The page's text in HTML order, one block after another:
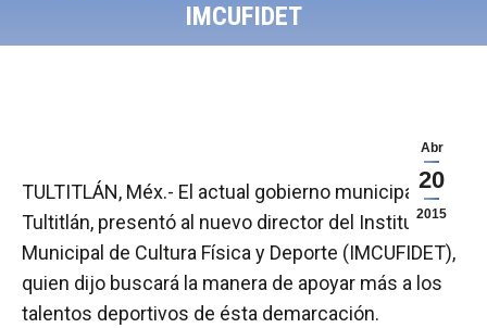
IMCUFIDET
Abr
20
2015
TULTITLÁN, Méx.- El actual gobierno municipal de
Tultitlán, presentó al nuevo director del Instituto
Municipal de Cultura Física y Deporte (IMCUFIDET),
quien dijo buscará la manera de apoyar más a los
talentos deportivos de ésta demarcación.